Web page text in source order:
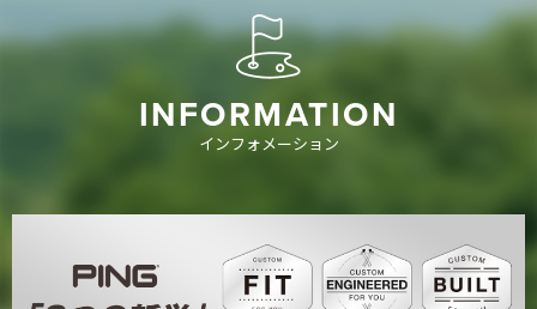
INFORMATION
インフォメーション